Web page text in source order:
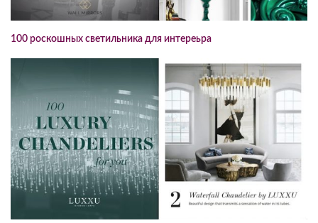
100 роскошных светильника для интереьра